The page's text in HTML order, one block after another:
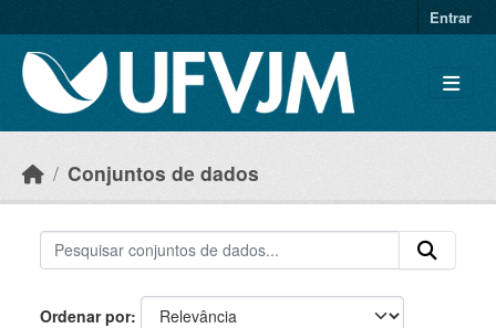
Entrar
Conjuntos de dados
Ordenar por